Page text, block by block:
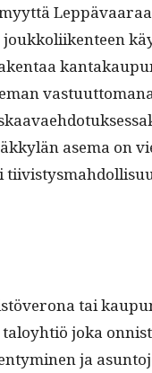
ase­ma on
tai
joka
ja